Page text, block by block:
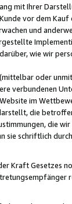
mit Ihrer
vor dem
und
wie wir
oder
verbundenen
im
die
die
sie schriftlich
Kraft Gesetzes